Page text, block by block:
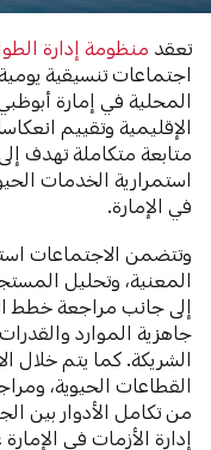
تعقد منظومة إدارة
اجتماعات تنسيقية
المحلية في إمارة
الإقليمية وتقييم
متابعة متكاملة تهدف
استمرارية الخدمات
في الإمارة.
وتتضمن الاجتماعات
المعنية، وتحليل
إلى جانب مراجعة خطط
جاهزية الموارد
الشريكة. كما يتم خلال
القطاعات الحيوية،
من تكامل الأدوار بين
إدارة الأزمات في